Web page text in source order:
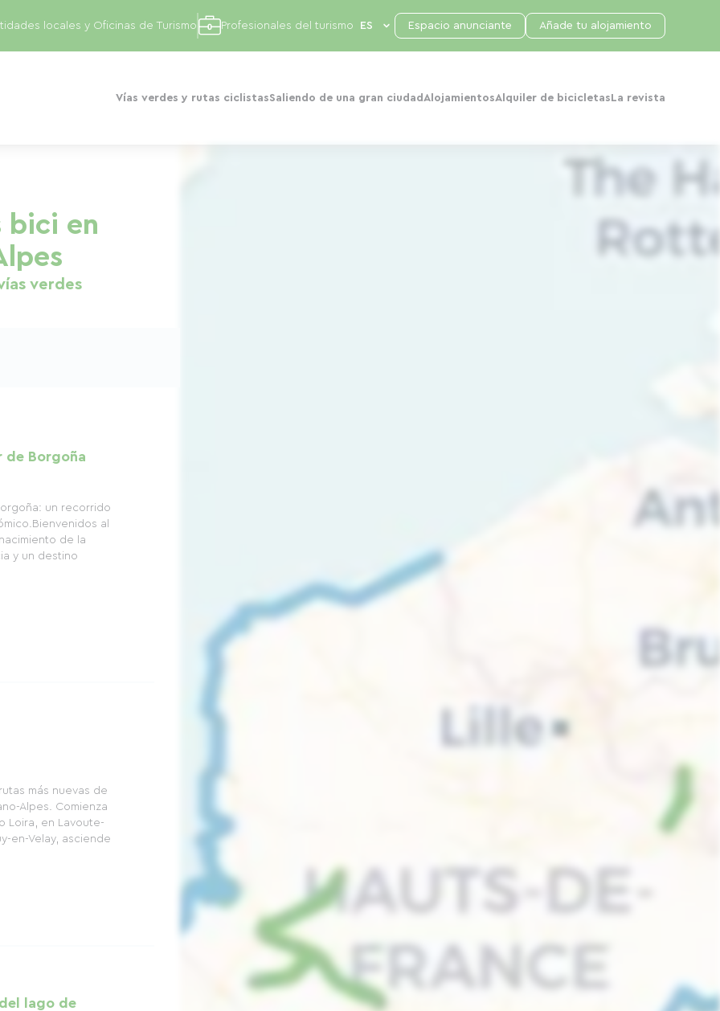
Vías verdes y rutas ciclistasSaliendo de una gran ciudad AlojamientosAlquiler de bicicletas La revista
locales y Oficinas de Turismo Profesionales del turismo Espacio anunciante Añade tu alojamiento
bici en
verdes
de Borgoña
un recorrido
al
de la
y un destino
más nuevas de
Alpes. Comienza
Loira, en Lavoute-
en-Velay, asciende
lago de